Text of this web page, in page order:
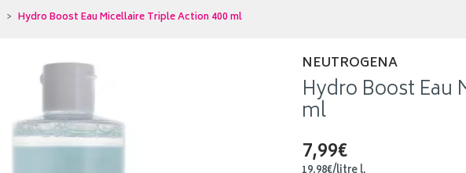
Hydro Boost Eau Micellaire Triple Action 400 ml
NEUTROGENA
Hydro Boost Eau
ml
7,99€